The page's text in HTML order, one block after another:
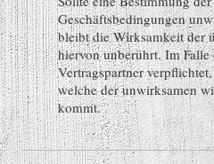
Geschäftsbedingungen
bleibt die Wirksamkeit der
hiervon unberührt. Im
Vertragspartner
welche der unwirksamen
kommt.